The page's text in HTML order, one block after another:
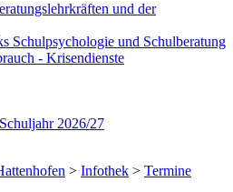
und der
Schulpsychologie und Schulberatung
- Krisendienste
2026/27
> Infothek > Termine